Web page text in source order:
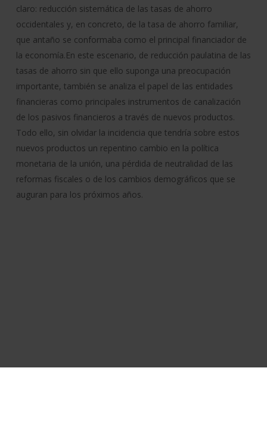
claro: reducción sistemática de las tasas de ahorro
occidentales y, en concreto, de la tasa de ahorro familiar,
que antaño se conformaba como el principal financiador de
la economía.En este escenario, de reducción paulatina de las
tasas de ahorro sin que ello suponga una preocupación
importante, también se analiza el papel de las entidades
financieras como principales instrumentos de canalización
de los pasivos financieros a través de nuevos productos.
Todo ello, sin olvidar la incidencia que tendría sobre estos
nuevos productos un repentino cambio en la política
monetaria de la unión, una pérdida de neutralidad de las
reformas fiscales o de los cambios demográficos que se
auguran para los próximos años.